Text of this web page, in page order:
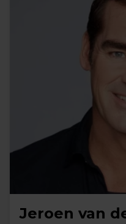
Jeroen van